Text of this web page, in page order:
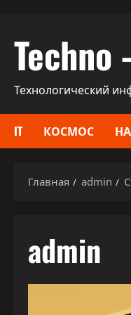
содержимому
Технологический
IT КОСМОС
Главная admin
admin